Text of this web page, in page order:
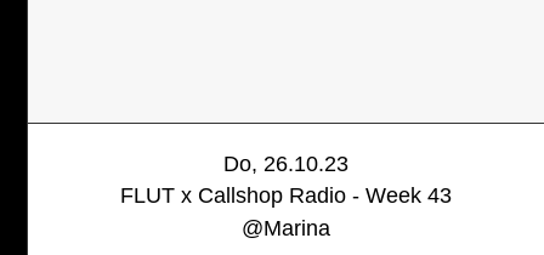
Do, 26.10.23
FLUT x Callshop Radio - Week 43
@Marina